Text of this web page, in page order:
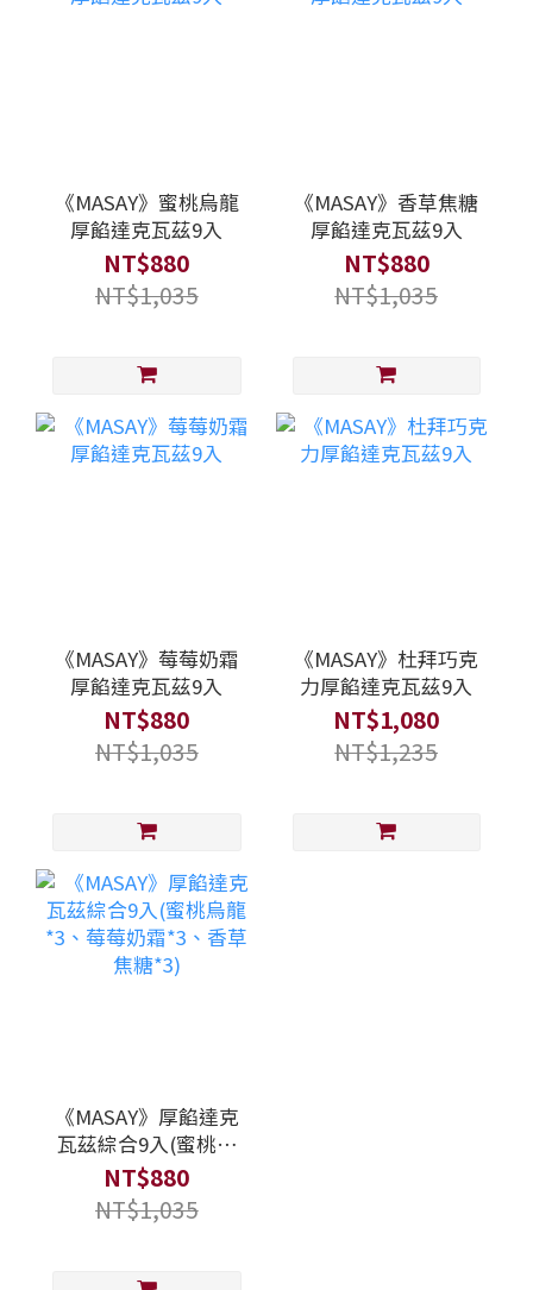
《MASAY》蜜桃烏龍
厚餡達克瓦茲9入
NT$880
NT$1,035
《MASAY》香草焦糖
厚餡達克瓦茲9入
NT$880
NT$1,035
《MASAY》莓莓奶霜
厚餡達克瓦茲9入
NT$880
NT$1,035
《MASAY》杜拜巧克
力厚餡達克瓦茲9入
NT$1,080
NT$1,235
《MASAY》厚餡達克
瓦茲綜合9入(蜜桃烏
龍*3、莓莓奶霜*3、
香草焦糖*3)
NT$880
NT$1,035